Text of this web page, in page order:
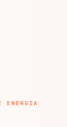
ENERGIA